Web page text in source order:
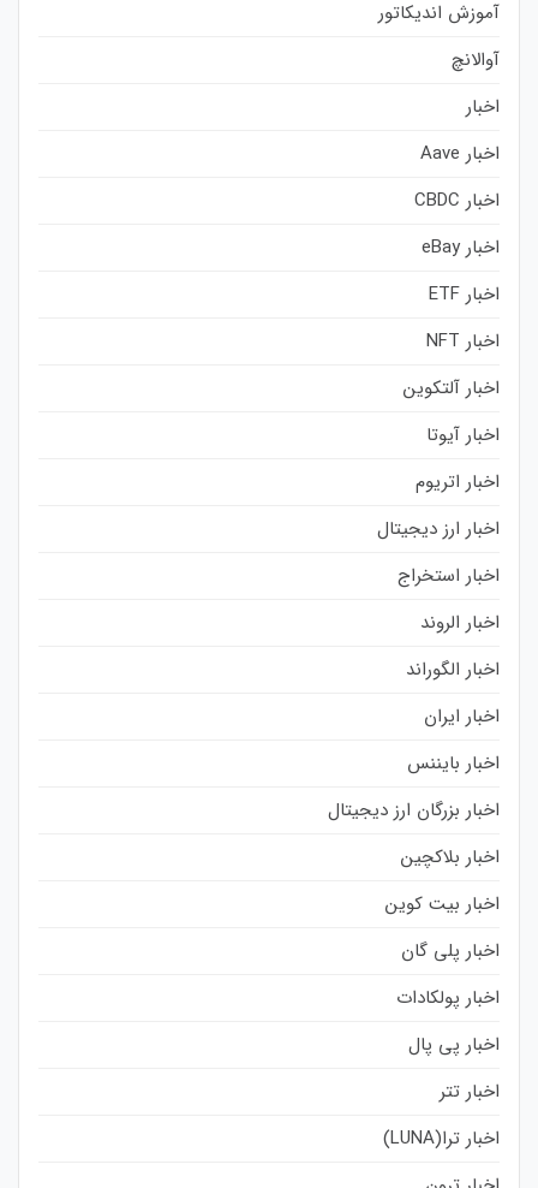
آموزش اندیکاتور
آوالانچ
اخبار
اخبار Aave
اخبار CBDC
اخبار eBay
اخبار ETF
اخبار NFT
اخبار آلتکوین
اخبار آیوتا
اخبار اتریوم
اخبار ارز دیجیتال
اخبار استخراج
اخبار الروند
اخبار الگوراند
اخبار ایران
اخبار بایننس
اخبار بزرگان ارز دیجیتال
اخبار بلاکچین
اخبار بیت کوین
اخبار پلی گان
اخبار پولکادات
اخبار پی پال
اخبار تتر
اخبار ترا(LUNA)